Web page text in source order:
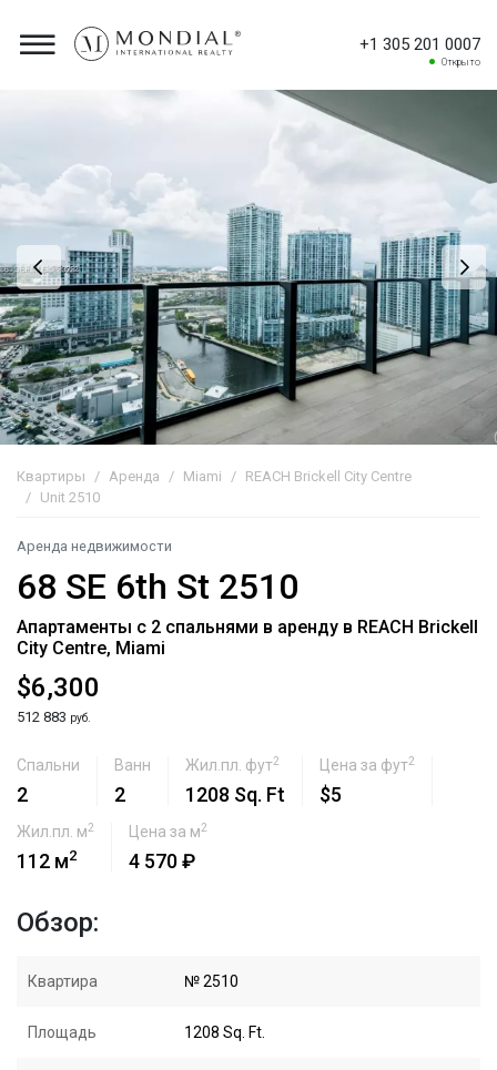
+1 305 201 0007
Открыто
Квартиры Аренда Miami
REACH Brickell City Centre
Unit 2510
Аренда недвижимости
68 SE 6th St 2510
Апартаменты с 2 спальнями в аренду в REACH Brickell
City Centre, Miami
$6,300
512 883 руб.
Спальни
2
Ванн
2
Жил.пл. фут2
1208 Sq. Ft
Цена за фут2
$5
Жил.пл. м2
112 м2
Цена за м2
4 570 ₽
Обзор:
Квартира № 2510
Площадь 1208 Sq. Ft.